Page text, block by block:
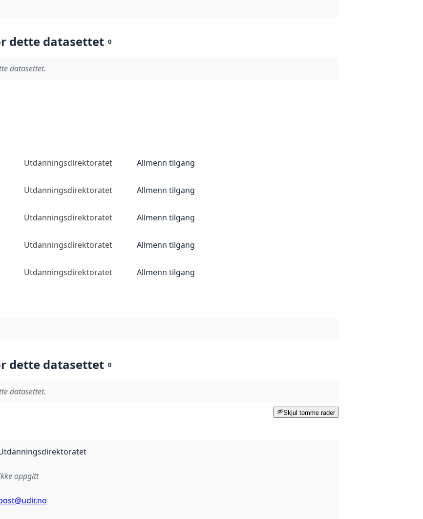
dette datasettet 0
datasettet.
Utdanningsdirektoratet Allmenn tilgang
Utdanningsdirektoratet Allmenn tilgang
Utdanningsdirektoratet Allmenn tilgang
Utdanningsdirektoratet Allmenn tilgang
Utdanningsdirektoratet Allmenn tilgang
dette datasettet 0
datasettet.
Skjul tomme rader
oppgitt